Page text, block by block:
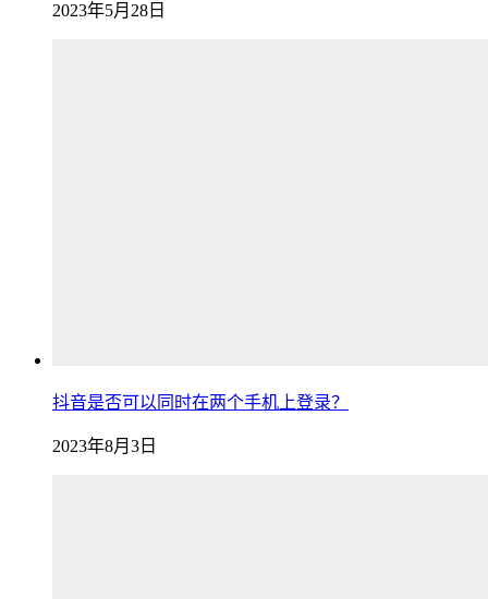
2023年5月28日
抖音是否可以同时在两个手机上登录？
2023年8月3日